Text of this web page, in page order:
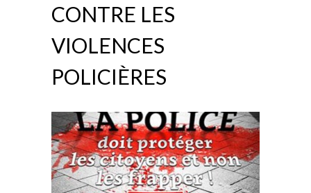
CONTRE LES
VIOLENCES
POLICIÈRES